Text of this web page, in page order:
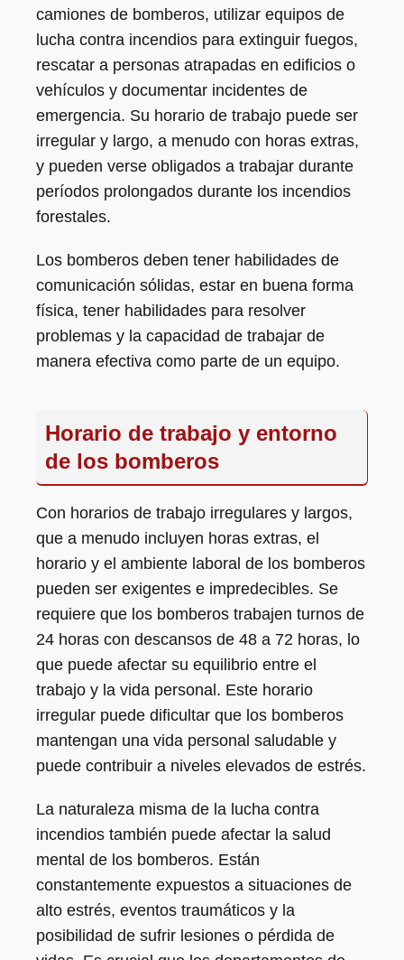
camiones de bomberos, utilizar equipos de
lucha contra incendios para extinguir fuegos,
rescatar a personas atrapadas en edificios o
vehículos y documentar incidentes de
emergencia. Su horario de trabajo puede ser
irregular y largo, a menudo con horas extras,
y pueden verse obligados a trabajar durante
períodos prolongados durante los incendios
forestales.
Los bomberos deben tener habilidades de
comunicación sólidas, estar en buena forma
física, tener habilidades para resolver
problemas y la capacidad de trabajar de
manera efectiva como parte de un equipo.
Horario de trabajo y entorno
de los bomberos
Con horarios de trabajo irregulares y largos,
que a menudo incluyen horas extras, el
horario y el ambiente laboral de los bomberos
pueden ser exigentes e impredecibles. Se
requiere que los bomberos trabajen turnos de
24 horas con descansos de 48 a 72 horas, lo
que puede afectar su equilibrio entre el
trabajo y la vida personal. Este horario
irregular puede dificultar que los bomberos
mantengan una vida personal saludable y
puede contribuir a niveles elevados de estrés.
La naturaleza misma de la lucha contra
incendios también puede afectar la salud
mental de los bomberos. Están
constantemente expuestos a situaciones de
alto estrés, eventos traumáticos y la
posibilidad de sufrir lesiones o pérdida de